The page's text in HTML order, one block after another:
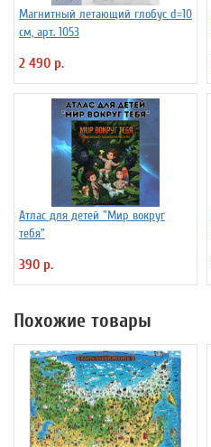
Магнитный летающий глобус d=10
см, арт. 1053
2 490 р.
Атлас для детей "Мир вокруг
тебя"
390 р.
Похожие товары